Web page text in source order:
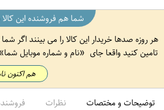
شما هم فروشنده این
هر روزه صدها خریدار این کالا را می بینند اگر شما
تامین کنید واقعا جای
نام و شماره موبایل شما
هم اکنون
توضیحات و مختصات نظرات